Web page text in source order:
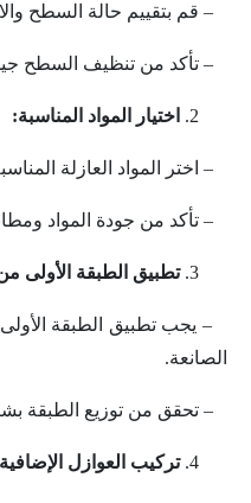
– قم بتقييم حالة السطح
– تأكد من تنظيف السطح
اختيار المواد المناسبة:
– اختر المواد العازلة
– تأكد من جودة المواد
تطبيق الطبقة الأولى
– يجب تطبيق الطبقة الأولى
الصانعة.
– تحقق من توزيع الطبقة
تركيب العوازل